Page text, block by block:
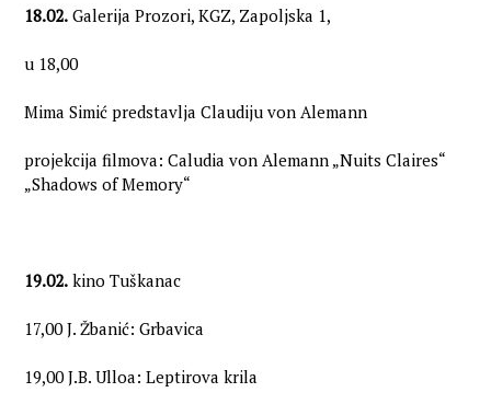
18.02. Galerija Prozori, KGZ, Zapoljska 1,
u 18,00
Mima Simić predstavlja Claudiju von Alemann
projekcija filmova: Caludia von Alemann „Nuits Claires“
„Shadows of Memory“
19.02. kino Tuškanac
17,00 J. Žbanić: Grbavica
19,00 J.B. Ulloa: Leptirova krila